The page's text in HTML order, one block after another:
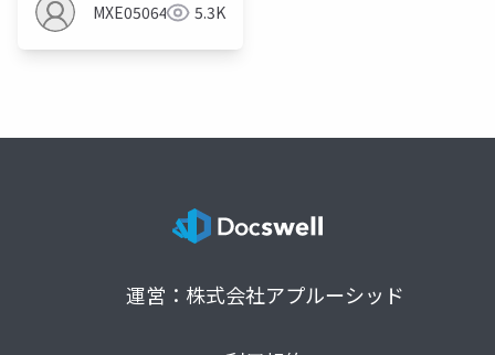
MXE05064 5.3K
運営：株式会社アプルーシッド